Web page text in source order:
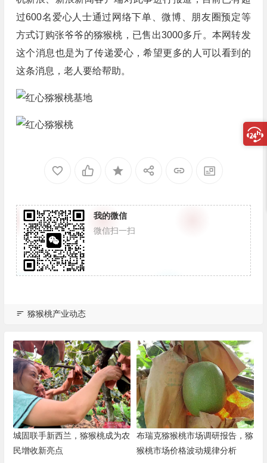
过600名爱心人士通过网络下单、微博、朋友圈预定等
方式订购张爷爷的猕猴桃，已售出3000多斤。本网转发
这个消息也是为了传递爱心，希望更多的人可以看到的
这条消息，老人要给帮助。
我的微信
微信扫一扫
猕猴桃产业动态
城固联手新西兰，猕猴桃成为农
民增收新亮点
布瑞克猕猴桃市场调研报告，猕
猴桃市场价格波动规律分析